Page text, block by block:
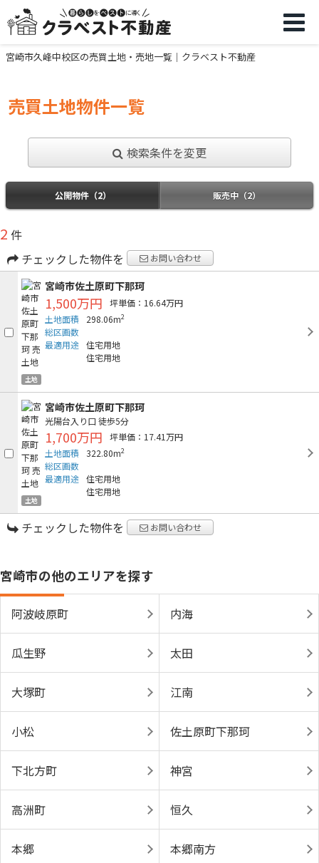
宮崎市久峰中校区の売買土地・売地一覧｜クラベスト不動産
売買土地物件一覧
検索条件を変更
公開物件（2） 販売中（2）
2 件
チェックした物件を
お問い合わせ
土地
宮崎市佐土原町下那珂
1,500万円
坪単価：16.64万円
土地面積
298.06m2
総区画数
最適用途 住宅用地
住宅用地
土地
宮崎市佐土原町下那珂
光陽台入り口 徒歩5分
1,700万円
坪単価：17.41万円
土地面積
322.80m2
総区画数
最適用途 住宅用地
住宅用地
チェックした物件を お問い合わせ
宮崎市の他のエリアを探す
阿波岐原町 内海
瓜生野 太田
大塚町 江南
小松 佐土原町下那珂
下北方町 神宮
高洲町 恒久
本郷 本郷南方